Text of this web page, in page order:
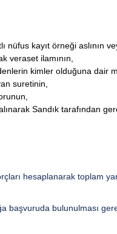
kayıt örneği aslının
veraset ilamının,
kimler olduğuna dair
suretinin,
Sandık tarafından
hesaplanarak toplam
başvuruda bulunulması